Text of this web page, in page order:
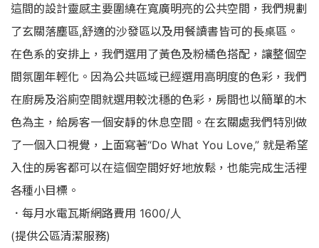
這間的設計靈感主要圍繞在寬廣明亮的公共空間，我們規劃
了玄關落塵區,舒適的沙發區以及用餐讀書皆可的長桌區。
在色系的安排上，我們選用了黃色及粉橘色搭配，讓整個空
間氛圍年輕化。因為公共區域已經選用高明度的色彩，我們
在廚房及浴廁空間就選用較沈穩的色彩，房間也以簡單的木
色為主，給房客一個安靜的休息空間。在玄關處我們特別做
了一個入口視覺，上面寫著“Do What You Love,” 就是希望
入住的房客都可以在這個空間好好地放鬆，也能完成生活裡
各種小目標。
．每月水電瓦斯網路費用 1600/人
(提供公區清潔服務)